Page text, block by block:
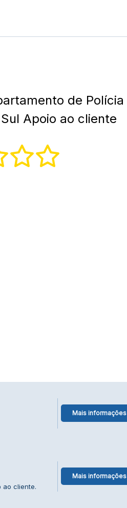
de Polícia
Apoio ao cliente
Mais informações
ao cliente.
Mais informações